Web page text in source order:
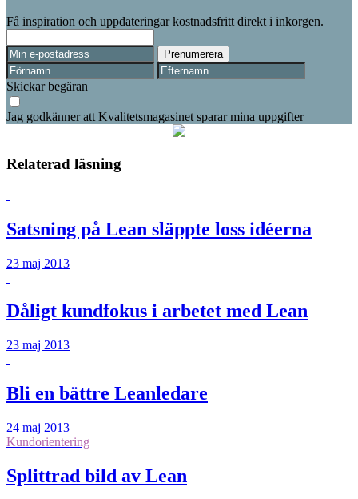
Få inspiration och uppdateringar kostnadsfritt direkt i inkorgen.
Skickar begäran
Jag godkänner att Kvalitetsmagasinet sparar mina uppgifter
Relaterad läsning
Satsning på Lean släppte loss idéerna
23 maj 2013
Dåligt kundfokus i arbetet med Lean
23 maj 2013
Bli en bättre Leanledare
24 maj 2013
Kundorientering
Splittrad bild av Lean